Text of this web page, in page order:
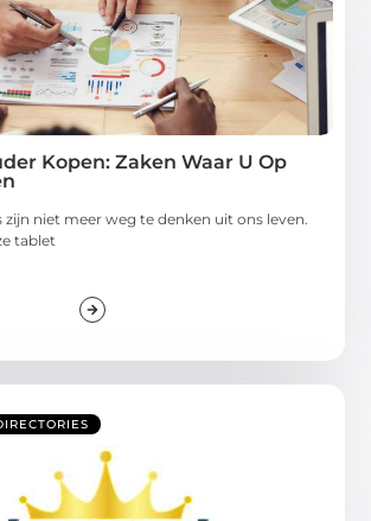
Kopen: Zaken Waar U Op
zijn niet meer weg te denken uit ons leven.
tablet